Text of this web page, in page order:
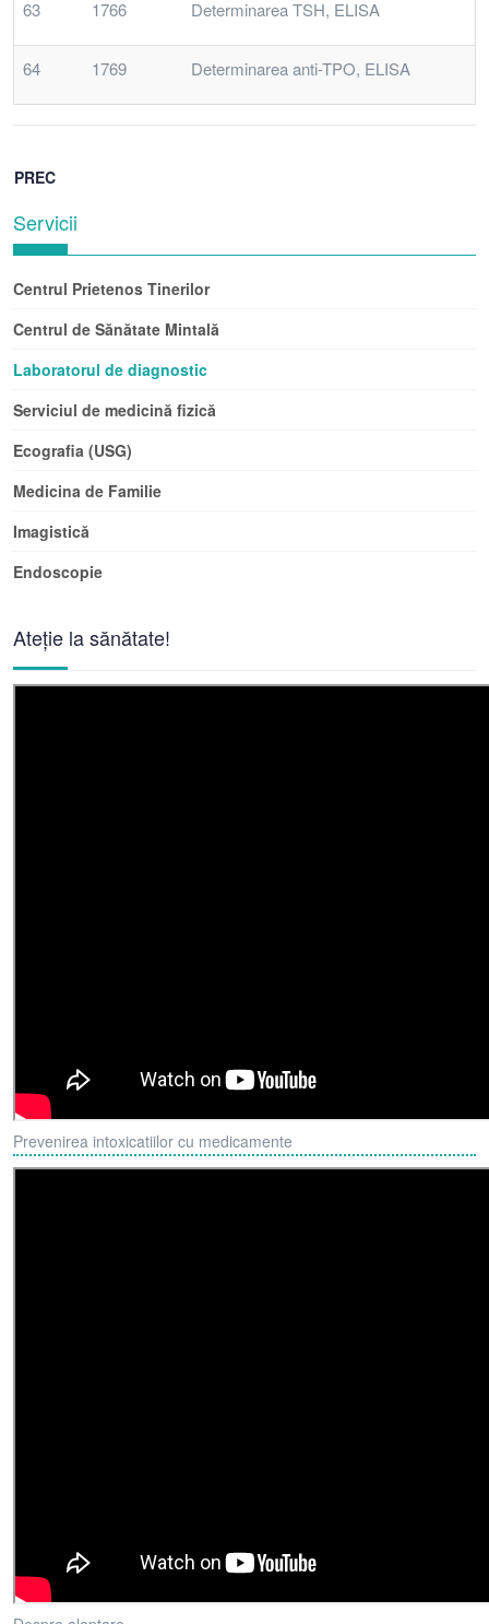
63 1766 Determinarea TSH, ELISA
64 1769 Determinarea anti-TPO, ELISA
PREC
Servicii
Centrul Prietenos Tinerilor
Centrul de Sănătate Mintală
Laboratorul de diagnostic
Serviciul de medicină fizică
Ecografia (USG)
Medicina de Familie
Imagistică
Endoscopie
Ateție la sănătate!
Prevenirea intoxicatiilor cu medicamente